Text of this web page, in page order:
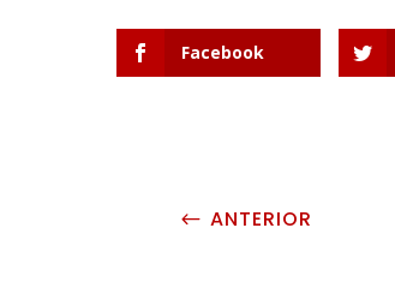
Facebook
# ANTERIOR